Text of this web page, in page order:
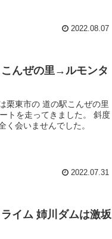
2022.08.07
こんぜの里→ルモンタ
栗東市の 道の駅こんぜの里
トを走ってきました。 斜度
く会いませんでした。
2022.07.31
イム 姉川ダムは激坂